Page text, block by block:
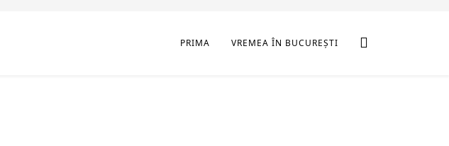
PRIMA VREMEA ÎN BUCUREȘTI